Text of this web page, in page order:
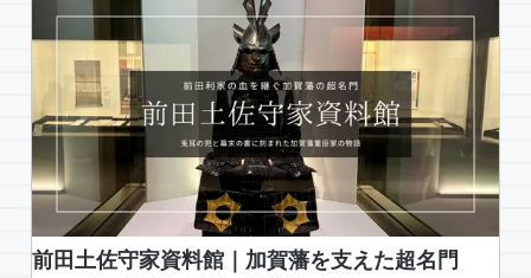
前田土佐守家資料館｜加賀藩を支えた超名門